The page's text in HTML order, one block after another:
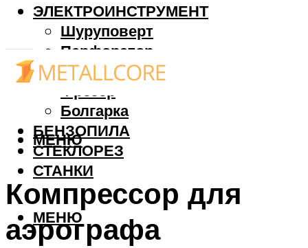
ЭЛЕКТРОИНСТРУМЕНТ
Шуруповерт
Перфоратор
Дрель
Фрезер
Болгарка
БЕНЗОПИЛА
СТЕКЛОРЕЗ
СТАНКИ
МЕНЮ
МЕНЮ
Компрессор для
аэрографа